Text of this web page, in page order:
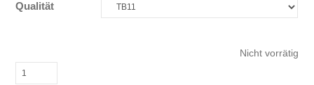
Qualität
Nicht vorrätig
Salvia